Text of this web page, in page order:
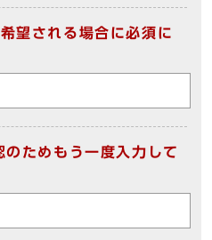
望される場合に必須に
のためもう一度入力して